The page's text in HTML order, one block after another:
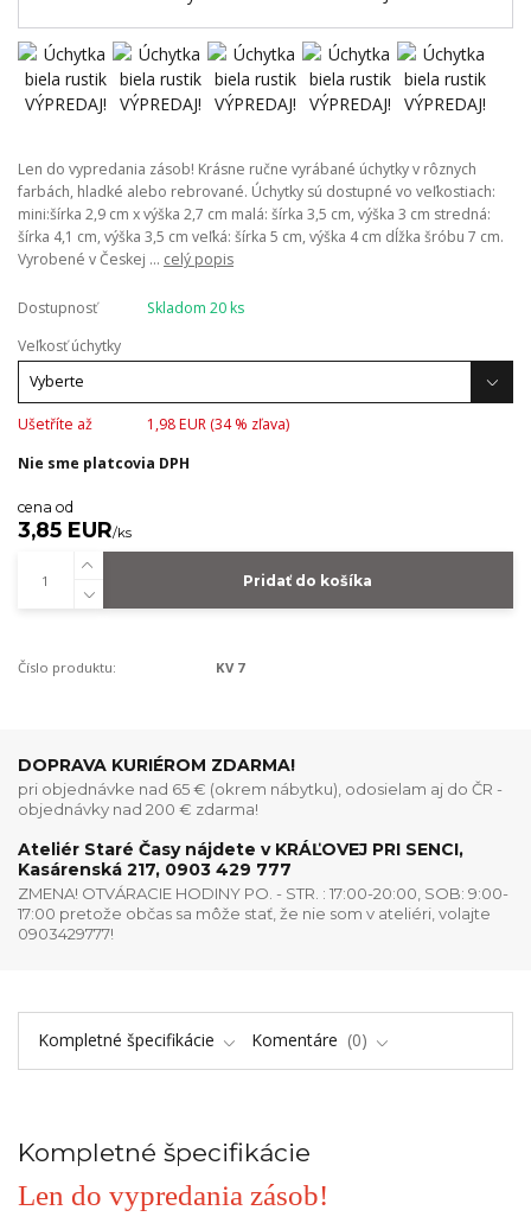
Len do vypredania zásob! Krásne ručne vyrábané úchytky v rôznych
farbách, hladké alebo rebrované. Úchytky sú dostupné vo veľkostiach:
mini:šírka 2,9 cm x výška 2,7 cm malá: šírka 3,5 cm, výška 3 cm stredná:
šírka 4,1 cm, výška 3,5 cm veľká: šírka 5 cm, výška 4 cm dĺžka šróbu 7 cm.
Vyrobené v Českej ... celý popis
Dostupnosť
Skladom 20 ks
Veľkosť úchytky
Ušetříte až 1,98 EUR (34% zľava)
Nie sme platcovia DPH
cena od
3,85 EUR/ks
Pridať do košíka
Číslo produktu: KV 7
DOPRAVA KURIÉROM ZDARMA!
pri objednávke nad 65 € (okrem nábytku), odosielam aj do ČR -
objednávky nad 200 € zdarma!
Ateliér Staré Časy nájdete v KRÁĽOVEJ PRI SENCI,
Kasárenská 217, 0903 429 777
ZMENA! OTVÁRACIE HODINY PO. - STR. : 17:00-20:00, SOB: 9:00-
17:00 pretože občas sa môže stať, že nie som v ateliéri, volajte
0903429777!
Kompletné špecifikácie Komentáre 0
Kompletné špecifikácie
Len do vypredania zásob!